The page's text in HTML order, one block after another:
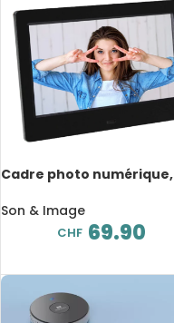
Cadre photo numérique,
audio/photo/vidéo, avec
télécommande
Son & Image
CHF 69.90